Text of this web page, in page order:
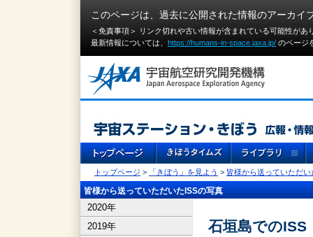
このページは、過去に公開された情報のアーカイ
＜免責事項＞ リンク切れや古い情報が含まれている可能性が
最新情報については、 https://humans-in-space.jaxa.jp/ のページ
トップページ > 「きぼう」を見よう > 皆様から送っていただい
皆様から送っていただいたISSの写真
2020年
2019年
石垣島でのISS